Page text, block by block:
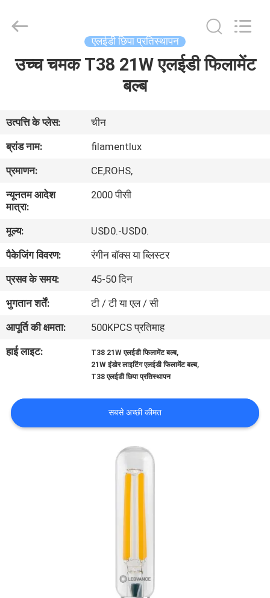
घर
हमारे
बारे
कारखाना
भ्रमण
गुणवत्ता
नियंत्रण
संपर्क
एक
उद्धरण
Technology
Reserved.
एलईडी छिपा प्रतिस्थापन
उच्च चमक T38 21W एलईडी फिलामेंट
बल्ब
उत्पत्ति के प्लेस:
चीन
ब्रांड नाम:
filamentlux
प्रमाणन:
CE,ROHS,
न्यूनतम आदेश
मात्रा:
2000 पीसी
मूल्य:
USD0.-USD0.
पैकेजिंग विवरण:
रंगीन बॉक्स या ब्लिस्टर
प्रसव के समय:
45-50 दिन
भुगतान शर्तें:
टी / टी या एल / सी
आपूर्ति की क्षमता:
500KPCS प्रतिमाह
हाई लाइट:
T38 21W एलईडी फिलामेंट बल्ब,
21W इंडोर लाइटिंग एलईडी फिलामेंट बल्ब,
T38 एलईडी छिपा प्रतिस्थापन
सबसे अच्छी कीमत